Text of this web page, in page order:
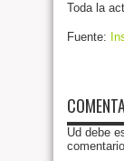
Toda la
Fuente:
Ud debe